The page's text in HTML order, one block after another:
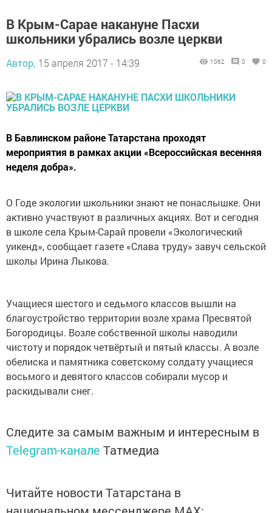
В Крым-Сарае накануне Пасхи
школьники убрались возле церкви
Автор, 15 апреля 2017 - 14:39 1062 0 0
В Бавлинском районе Татарстана проходят
мероприятия в рамках акции «Всероссийская весенняя
неделя добра».
О Годе экологии школьники знают не понаслышке. Они
активно участвуют в различных акциях. Вот и сегодня
в школе села Крым-Сарай провели «Экологический
уикенд», сообщает газете «Слава труду» завуч сельской
школы Ирина Лыкова.
Учащиеся шестого и седьмого классов вышли на
благоустройство территории возле храма Пресвятой
Богородицы. Возле собственной школы наводили
чистоту и порядок четвёртый и пятый классы. А возле
обелиска и памятника советскому солдату учащиеся
восьмого и девятого классов собирали мусор и
раскидывали снег.
Следите за самым важным и интересным в
Telegram-канале Татмедиа
Читайте новости Татарстана в